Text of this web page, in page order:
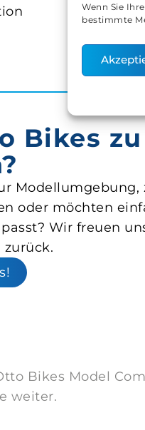
Wenn Sie
bestimmte
Bikes
Modellumgebung,
oder möchten
Wir freuen
Bikes Model
weiter.